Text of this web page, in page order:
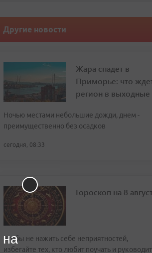
Другие новости
Жара спадет в
Приморье: что
регион в выходные
Ночью местами небольшие дожди, днем -
преимущественно без осадков
сегодня, 08:33
Гороскоп на 8
Чтобы не нажить себе неприятностей,
избегайте тех, кто любит поучать и